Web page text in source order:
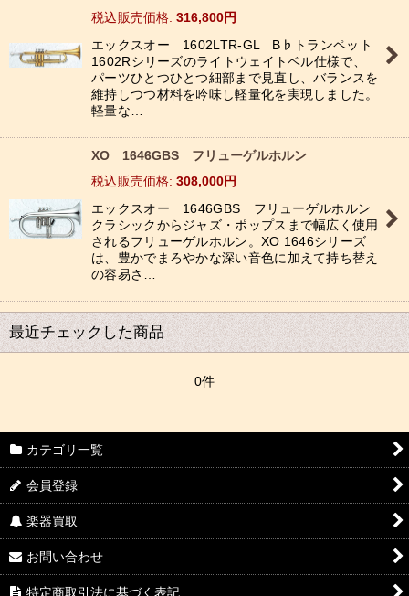
税込
: 316,800円
エックスオー 1602LTR-GL B♭トランペット
1602Rシリーズのライトウェイトベル仕様で、
パーツひとつひとつ細部まで見直し、バランスを
維持しつつ材料を吟味し軽量化を実現しました。
軽量な…
XO 1646GBS フリューゲルホルン
税込
: 308,000円
エックスオー 1646GBS フリューゲルホルン
クラシックからジャズ・ポップスまで幅広く使用
されるフリューゲルホルン。XO 1646シリーズ
は、豊かでまろやかな深い音色に加えて持ち替え
の容易さ…
最近チェックした商品
0件
カテゴリ一覧
会員登録
楽器買取
お問い合わせ
特定商取引法に基づく表記